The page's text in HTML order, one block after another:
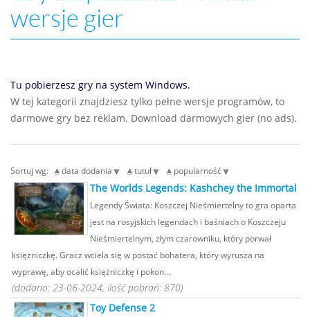
wersje gier
Tu pobierzesz gry na system Windows.
W tej kategorii znajdziesz tylko pełne wersje programów, to
darmowe gry bez reklam. Download darmowych gier (no ads).
Sortuj wg: data dodania tutuł popularność
The Worlds Legends: Kashchey the Immortal
Legendy Świata: Koszczej Nieśmiertelny to gra oparta
jest na rosyjskich legendach i baśniach o Koszczeju
Nieśmiertelnym, złym czarowniku, który porwał
księżniczkę. Gracz wciela się w postać bohatera, który wyrusza na
wyprawę, aby ocalić księżniczkę i pokon...
(dodano: 23-06-2024, ilość pobrań: 870)
Toy Defense 2